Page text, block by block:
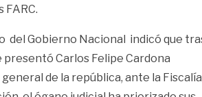
FARC.
del Gobierno Nacional indicó que
presentó Carlos Felipe Cardona
de la república, ante la Fiscalía